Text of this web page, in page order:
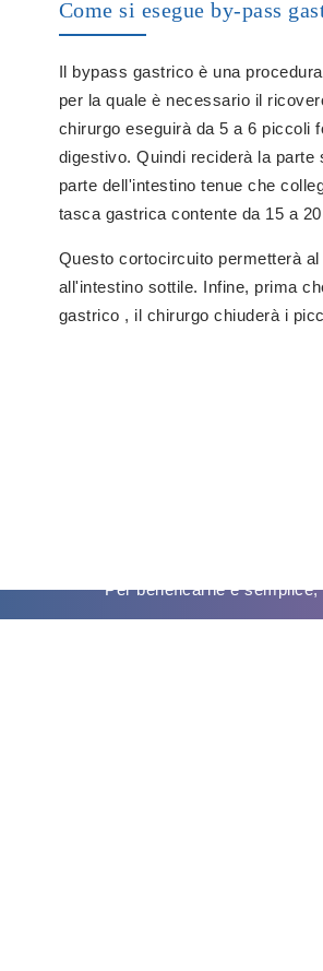
Come si esegue by-pass
Il bypass gastrico è una
per la quale è necessario il
chirurgo eseguirà da 5 a 6 piccoli
digestivo. Quindi reciderà la parte
parte dell'intestino tenue che
tasca gastrica contente da 15 a
Questo cortocircuito permetterà
all'intestino sottile. Infine, prima
gastrico , il chirurgo chiuderà i
Per beneficarne è